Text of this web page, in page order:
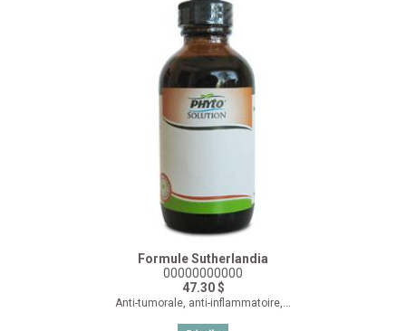
Formule Sutherlandia
00000000000
47.30 $
Anti-tumorale, anti-inflammatoire,...